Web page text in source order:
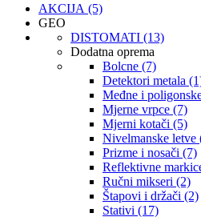
AKCIJA (5)
GEO
DISTOMATI (13)
Dodatna oprema
Bolcne (7)
Detektori metala
Međne i
Mjerne vrpce (7)
Mjerni kotači (5)
Nivelmanske letve
Prizme i nosači (7)
Reflektivne
Ručni mikseri (2)
Štapovi i držači (2)
Stativi (17)